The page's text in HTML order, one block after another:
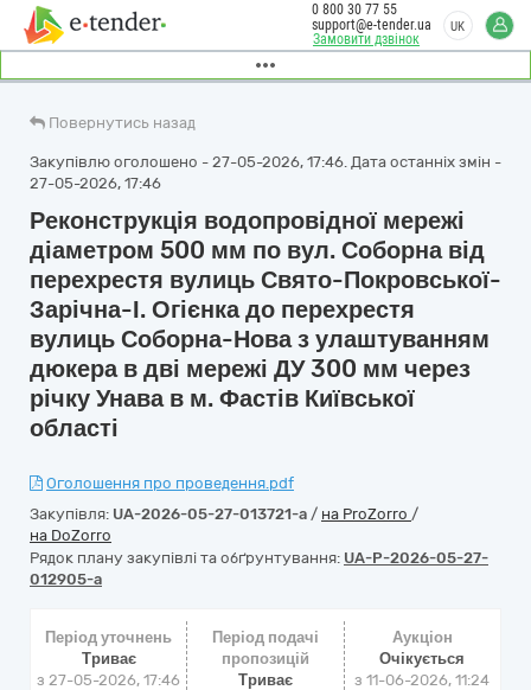
Замовити дзвінок
0 800 30 77 55
support@e-tender.ua
UK
Повернутись назад
Закупівлю оголошено - 27-05-2026, 17:46. Дата останніх змін -
27-05-2026, 17:46
Реконструкція водопровідної мережі
діаметром 500 мм по вул. Соборна від
перехрестя вулиць Свято-Покровської-
Зарічна-І. Огієнка до перехрестя
вулиць Соборна-Нова з улаштуванням
дюкера в дві мережі ДУ 300 мм через
річку Унава в м. Фастів Київської
області
Оголошення про проведення.pdf
Закупівля: UA-2026-05-27-013721-a / на ProZorro /
на DoZorro
Рядок плану закупівлі та обґрунтування: UA-P-2026-05-27-
012905-a
Період уточнень
Триває
з 27-05-2026, 17:46
Період подачі
пропозицій
Триває
Аукціон
Очікується
з11-06-2026, 11:24